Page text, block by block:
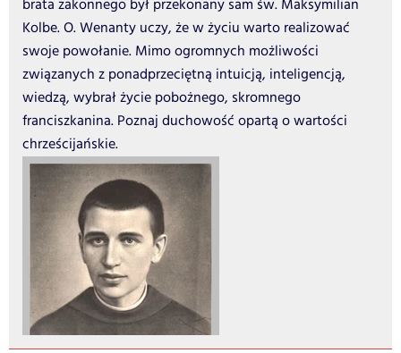
brata zakonnego był przekonany sam św. Maksymilian
Kolbe. O. Wenanty uczy, że w życiu warto realizować
swoje powołanie. Mimo ogromnych możliwości
związanych z ponadprzeciętną intuicją, inteligencją,
wiedzą, wybrał życie pobożnego, skromnego
franciszkanina. Poznaj duchowość opartą o wartości
chrześcijańskie.